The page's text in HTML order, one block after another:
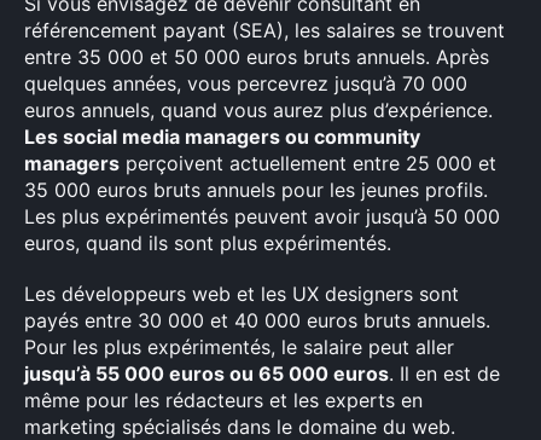
référencement payant (SEA), les salaires se trouvent
entre 35 000 et 50 000 euros bruts annuels. Après
quelques années, vous percevrez jusqu’à 70 000
euros annuels, quand vous aurez plus d’expérience.
Les social media managers ou community
managers perçoivent actuellement entre 25 000 et
35 000 euros bruts annuels pour les jeunes profils.
Les plus expérimentés peuvent avoir jusqu’à 50 000
euros, quand ils sont plus expérimentés.
Les développeurs web et les UX designers sont
payés entre 30 000 et 40 000 euros bruts annuels.
Pour les plus expérimentés, le salaire peut aller
jusqu’à 55 000 euros ou 65 000 euros. Il en est de
même pour les rédacteurs et les experts en
marketing spécialisés dans le domaine du web.